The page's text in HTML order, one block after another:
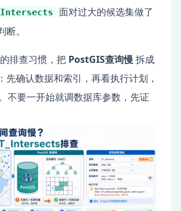
面对过大的候选集做了
。
排查习惯，把 PostGIS查询慢 拆成
先确认数据和索引，再看执行计划，
不要一开始就调数据库参数，先证